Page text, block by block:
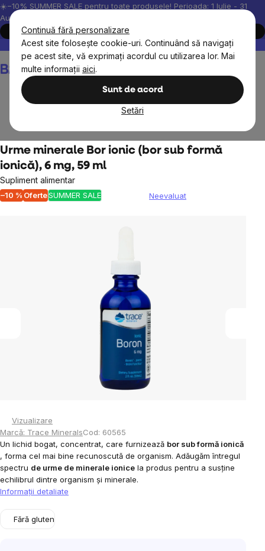
Continuă fără personalizare
Acest site folosește cookie-uri. Continuând să navigați
pe acest site, vă exprimați acordul cu utilizarea lor. Mai
multe informații aici.
Sunt de acord
Setări
Treci
la
conținut
☀️−10% SUMMER SALE pentru toate produsele! Perioada: 1 Iulie - 31
August, 2026.
Cumpără acum
Peste 200.000 de recenzii verificate
Produsele noastre sunt
Coş
de
Urme minerale Bor ionic (bor sub formă
ionică), 6 mg, 59 ml
Supliment alimentar
–10 % OferteSUMMER SALE
Evaluarea
din
stele.
Neevaluat
Vizualizare
Marcă: Trace MineralsCod: 60565
Un lichid bogat, concentrat, care furnizează bor sub formă ionică
, forma cel mai bine recunoscută de organism. Adăugăm întregul
spectru de urme de minerale ionice la produs pentru a susține
echilibrul dintre organism și minerale.
Informaţii detaliate
Fără gluten